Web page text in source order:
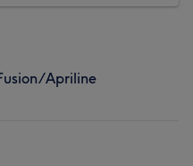
Apriline